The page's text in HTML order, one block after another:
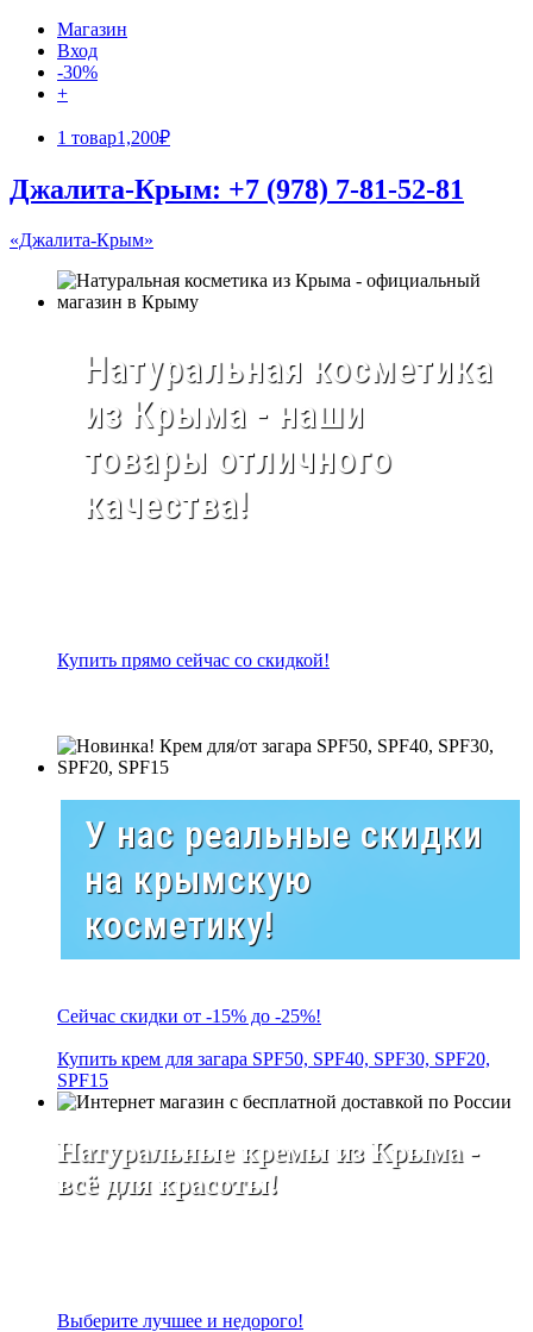
Магазин
Вход
-30%
+
1 товар1,200₽
Джалита-Крым: +7 (978) 7-81-52-81
«Джалита-Крым»
Натуральная косметика
из Крыма - наши
товары отличного
качества!
Купить прямо сейчас со скидкой!
У нас реальные скидки
на крымскую
косметику!
Сейчас скидки от -15% до -25%!
Купить крем для загара SPF50, SPF40, SPF30, SPF20,
SPF15
Натуральные кремы из Крыма -
всё для красоты!
Выберите лучшее и недорого!